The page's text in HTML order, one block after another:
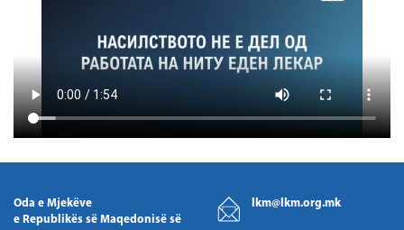
Oda e Mjekëve
e Republikës së Maqedonisë së
lkm@lkm.org.mk